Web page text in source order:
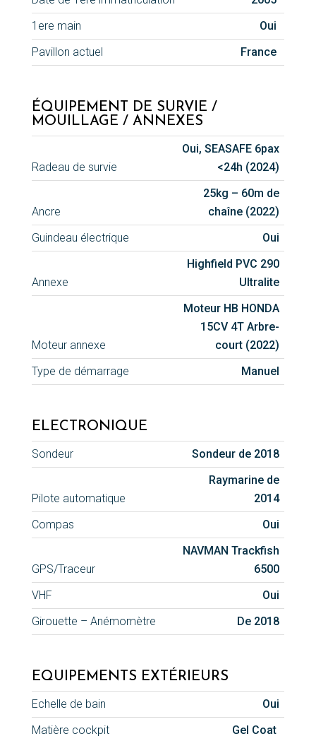
1ere main
Oui
Pavillon actuel
France
ÉQUIPEMENT DE SURVIE /
MOUILLAGE / ANNEXES
Radeau de survie
Oui, SEASAFE 6pax
<24h (2024)
Ancre
25kg – 60m de
chaîne (2022)
Guindeau électrique
Oui
Annexe
Highfield PVC 290
Ultralite
Moteur annexe
Moteur HB HONDA
15CV 4T Arbre-
court (2022)
Type de démarrage
Manuel
ELECTRONIQUE
Sondeur Sondeur de 2018
Pilote automatique
Raymarine de
2014
Compas
Oui
GPS/Traceur
NAVMAN Trackfish
6500
VHF
Oui
Girouette – Anémomètre
De 2018
EQUIPEMENTS EXTÉRIEURS
Echelle de bain
Oui
Matière cockpit
Gel Coat